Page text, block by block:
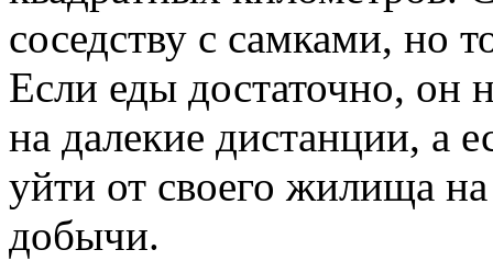
соседству с самками, но
Если еды достаточно, он
на далекие дистанции, а
уйти от своего жилища
добычи.